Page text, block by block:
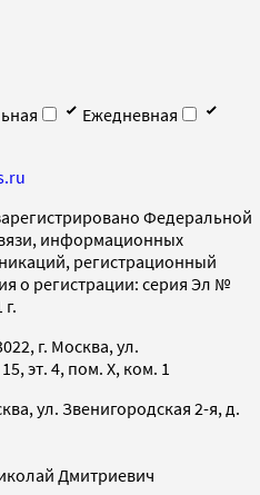
Ежедневная
Федеральной
информационных
регистрационный
о регистрации: серия Эл №
г. Москва, ул.
эт. 4, пом. X, ком. 1
ул. Звенигородская 2-я, д.
Дмитриевич